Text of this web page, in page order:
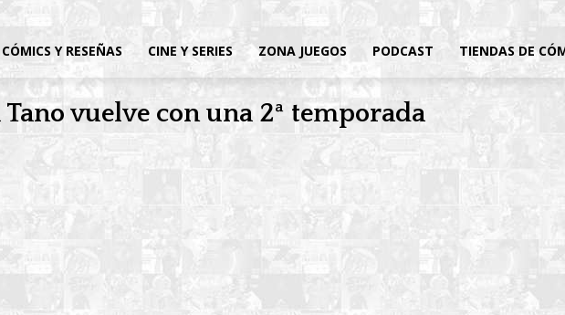
CÓMICS Y RESEÑAS CINE Y SERIES ZONA JUEGOS PODCAST TIENDAS DE
Tano vuelve con una 2ª temporada